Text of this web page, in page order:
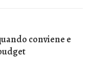
conviene e